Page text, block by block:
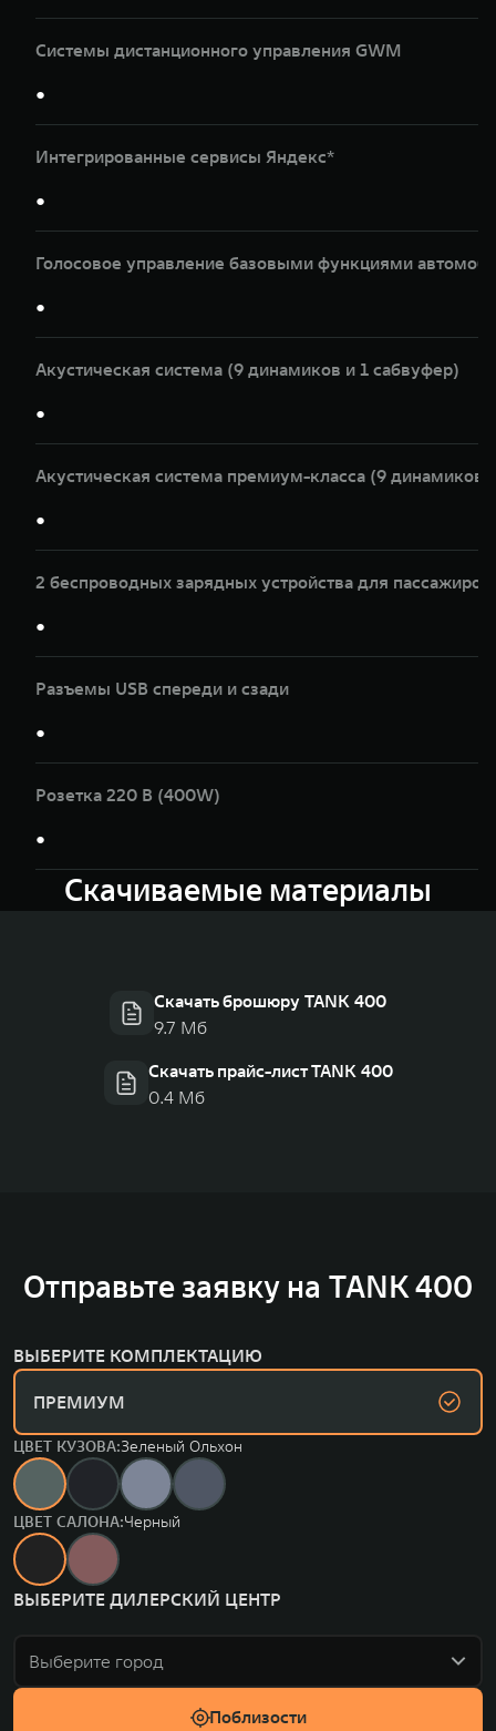
Системы дистанционного управления GWM
●
Интегрированные сервисы Яндекс*
●
Голосовое управление базовыми функциями
●
Акустическая система (9 динамиков и 1 сабвуфер)
●
Акустическая система премиум-класса (9 динамиков
●
2 беспроводных зарядных устройства для
●
Разъемы USB спереди и сзади
●
Розетка 220 В (400W)
●
Скачиваемые материалы
Скачать брошюру TANK 400
9.7 Мб
Скачать прайс-лист TANK 400
0.4 Мб
Отправьте заявку на TANK 400
ВЫБЕРИТЕ КОМПЛЕКТАЦИЮ
ПРЕМИУМ
ЦВЕТ КУЗОВА:Зеленый Ольхон
ЦВЕТ САЛОНА:Черный
ВЫБЕРИТЕ ДИЛЕРСКИЙ ЦЕНТР
Выберите город
Поблизости